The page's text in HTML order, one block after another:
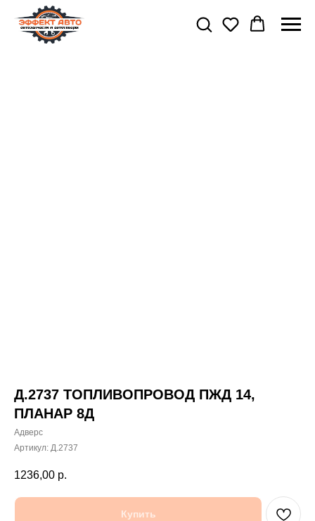
Д.2737 ТОПЛИВОПРОВОД ПЖД 14,
ПЛАНАР 8Д
Адверс
Артикул: Д.2737
1236,00 р.
Купить